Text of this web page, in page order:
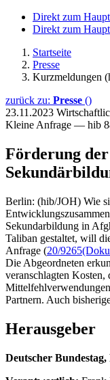
Direkt zum
Direkt zum
Startseite
Presse
Kurzmeldungen
zurück zu: Presse ()
23.11.2023
Kleine Anfrage — hib
Förderung
Berlin: (hib/JOH) Wie
Sekundarbildung in
Taliban gestaltet, will
Anfrage (20/9265
Die Abgeordneten
veranschlagten Kosten,
Partnern. Auch
Herausgeber
Deutscher